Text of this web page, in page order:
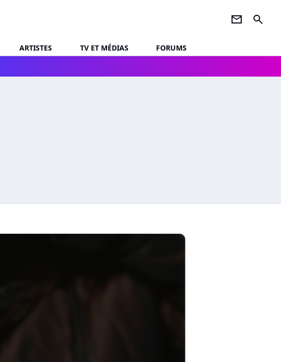
newsletter search
ARTISTES TV ET MÉDIAS
FORUMS